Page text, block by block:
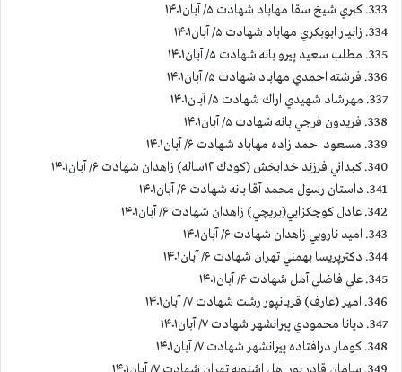
333. كبري شيخ سقا مهاباد شهادت ۵/ آبان۱۴۰۱
334. زانيار ابوبكري مهاباد شهادت ۵/ آبان۱۴۰۱
335. مطلب سعيد پيرو بانه شهادت ۵/ آبان۱۴۰۱
336. فرشته احمدي مهاباد شهادت ۵/ آبان۱۴۰۱
337. مهرشاد شهيدي اراك شهادت ۵/ آبان۱۴۰۱
338. فريدون فرجي بانه شهادت ۵/ آبان۱۴۰۱
339. مسعود احمد زاده مهاباد شهادت ۶/ آبان۱۴۰۱
340. كبداني فرزند خدابخش (كودك ۱۲ساله) زاهدان شهادت ۶/ آبان۱۴۰۱
341. داستان رسول محمد آقا بانه شهادت ۶/ آبان۱۴۰۱
342. عادل كوچكزايي(بريچي) زاهدان شهادت ۶/ آبان۱۴۰۱
343. اميد نارويي زاهدان شهادت ۶/ آبان۱۴۰۱
344. دكترپريسا بهمني تهران شهادت ۶/ آبان۱۴۰۱
345. علي فاضلي آمل شهادت ۶/ آبان۱۴۰۱
346. امیر (عارف) قربانپور رشت شهادت ۷/ آبان۱۴۰۱
347. ديانا محمودي پيرانشهر شهادت ۷/ آبان۱۴۰۱
348. كومار درافتاده پيرانشهر شهادت ۷/ آبان۱۴۰۱